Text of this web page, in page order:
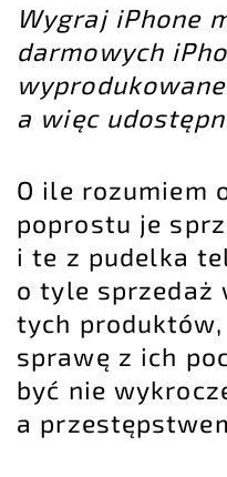
Wygraj iPhone
darmowych
a więc
O ile rozumiem
poprostu je
i te z pudelka
o tyle sprzedaż
tych
sprawę z ich
być nie
a